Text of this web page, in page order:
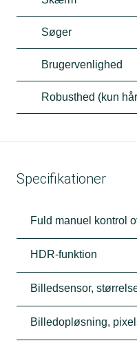
Søger
Brugervenlighed
Robusthed (kun
Specifikationer
Fuld manuel kontrol
HDR-funktion
Billedsensor,
Billedopløsning,